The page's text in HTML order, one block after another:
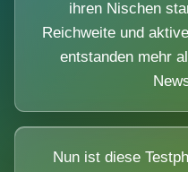
ihren Nischen
Reichweite und
entstanden mehr
Nun ist diese